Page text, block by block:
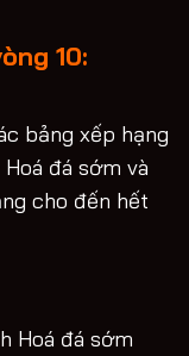
10:
bảng xếp hạng
đá sớm và
cho đến hết
Hoá đá sớm